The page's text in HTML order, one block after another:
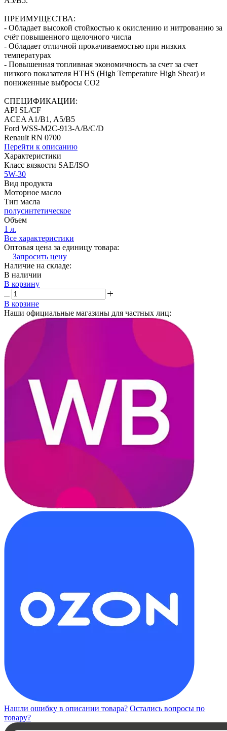
ПРЕИМУЩЕСТВА:
- Обладает высокой стойкостью к окислению и нитрованию за
счёт повышенного щелочного числа
- Обладает отличной прокачиваемостью при низких
температурах
- Повышенная топливная экономичность за счет за счет
низкого показателя HTHS (High Temperature High Shear) и
пониженные выбросы CO2
СПЕЦИФИКАЦИИ:
API SL/CF
ACEA A1/B1, A5/B5
Ford WSS-M2C-913-A/B/C/D
Renault RN 0700
Перейти к описанию
Характеристики
Класс вязкости SAE/ISO
5W-30
Вид продукта
Моторное масло
Тип масла
полусинтетическое
Объем
1 л.
Все характеристики
Оптовая цена за единицу товара:
Запросить цену
Наличие на складе:
В наличии
В корзину
В корзине
Наши официальные магазины для частных лиц:
Нашли ошибку в описании товара? Остались вопросы по
товару?